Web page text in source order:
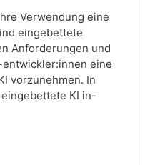
Verwendung eine
eingebettete
Anforderungen und
eine
vorzunehmen. In
KI in-